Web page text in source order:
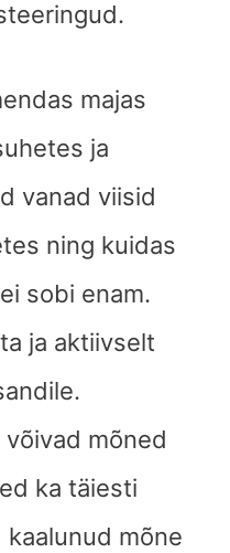
majas
ja
vanad viisid
ning kuidas
sobi enam.
ja aktiivselt
mõned
ka täiesti
kaalunud mõne